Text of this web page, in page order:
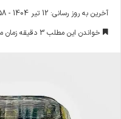
ا
م
ی
آخرین به روز رسانی: 12 تیر 1404 - 8:58 ب.ظ
خواندن این مطلب 3 دقیقه زمان میبرد